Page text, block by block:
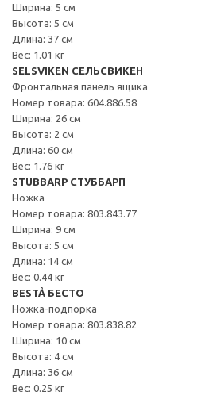
Ширина: 5 см
Высота: 5 см
Длина: 37 см
Вес: 1.01 кг
SELSVIKEN СЕЛЬСВИКЕН
Фронтальная панель ящика
Номер товара: 604.886.58
Ширина: 26 см
Высота: 2 см
Длина: 60 см
Вес: 1.76 кг
STUBBARP СТУББАРП
Ножка
Номер товара: 803.843.77
Ширина: 9 см
Высота: 5 см
Длина: 14 см
Вес: 0.44 кг
BESTÅ БЕСТО
Ножка-подпорка
Номер товара: 803.838.82
Ширина: 10 см
Высота: 4 см
Длина: 36 см
Вес: 0.25 кг